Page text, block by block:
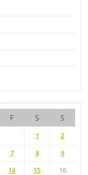
F S S
1
2
7 8
9
14 15 16